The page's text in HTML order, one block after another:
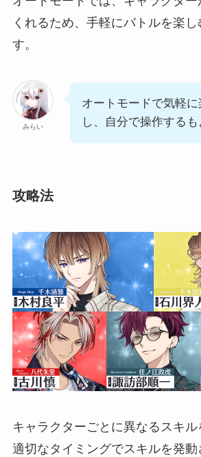
くれるため、手軽にバトルを楽し
す。
みらい
オートモードで気軽に
し、自分で操作するも
攻略法
キャラクターごとに異なるスキル
適切なタイミングでスキルを発